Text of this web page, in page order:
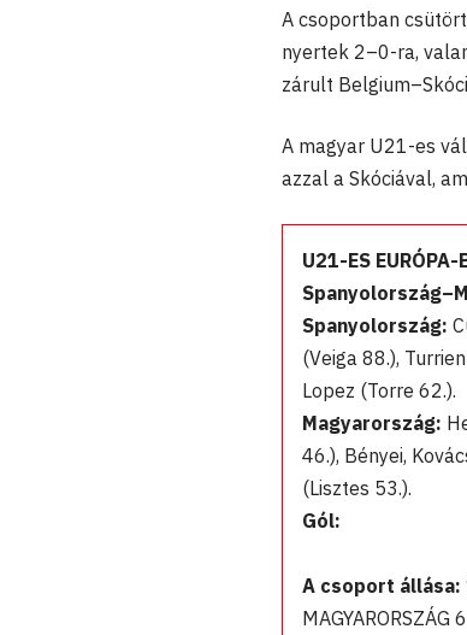
A csoportban
nyertek 2–0-ra,
zárult
A magyar U21-es
azzal a Skóciával,
U21-ES EURÓPA-
Spanyolország:
(Veiga 88.),
Lopez (Torre 62.).
Magyarország:
46.), Bényei,
(Lisztes 53.).
Gól:
A csoport állása: